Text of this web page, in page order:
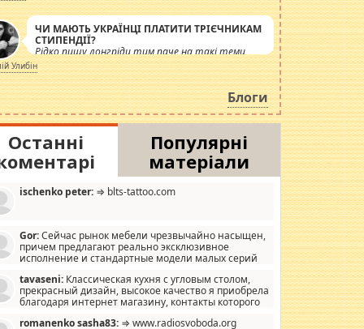
ЧИ МАЮТЬ УКРАЇНЦІ ПЛАТИТИ ТРІЄЧНИКАМ
СТИПЕНДІЇ?
Рідко пишу лонгріди тим паче на такі теми,
але вже просто дістало! Обурюють сьогоднішні
інсенуації навколо стипендіального питання.
Штучно роздувається ще одна соціальна
катастрофа.
Улибін
Блоги
Останні
Популярні
матеріали
ischenko peter: ⇒ blts-tattoo.com
Gor:Сейчас рынок мебели чрезвычайно насыщен,
причем предлагают реально эксклюзивное
исполнение и стандартные модели малых серий
мало походит на стандартные формы, в MebelOk,
и что главное - со вкусом все в порядке,
ненужных наворотов удорожающих мебель, а это не
tavaseni: Классическая кухня с угловым столом,
прекрасный дизайн, высокое качество я приобрела
благодаря интернет магазину, контакты которого
romanenko sasha83: ⇒ www.radiosvoboda.org